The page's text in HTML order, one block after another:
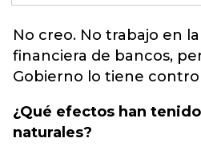
No creo. No trabajo en
financiera de bancos,
Gobierno lo tiene
¿Qué efectos han
naturales?